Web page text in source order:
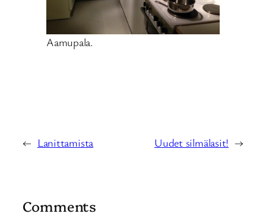
Aamupala.
← Lanittamista Uudet silmälasit! →
Comments